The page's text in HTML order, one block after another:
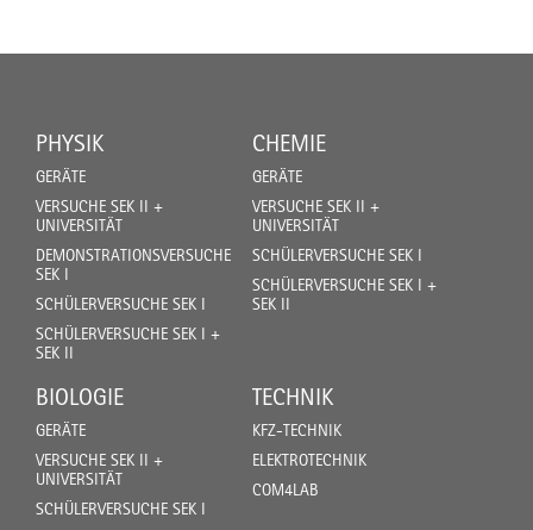
PHYSIK
GERÄTE
VERSUCHE SEK II +
UNIVERSITÄT
DEMONSTRATIONSVERSUCHE
SEK I
SCHÜLERVERSUCHE SEK I
SCHÜLERVERSUCHE SEK I +
SEK II
CHEMIE
GERÄTE
VERSUCHE SEK II +
UNIVERSITÄT
SCHÜLERVERSUCHE SEK I
SCHÜLERVERSUCHE SEK I +
SEK II
BIOLOGIE
GERÄTE
VERSUCHE SEK II +
UNIVERSITÄT
SCHÜLERVERSUCHE SEK I
TECHNIK
KFZ-TECHNIK
ELEKTROTECHNIK
COM4LAB